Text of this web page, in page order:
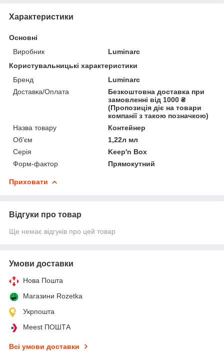
Характеристики
Основні
Виробник
Luminarc
Користувальницькі характеристики
Бренд
Luminarc
Доставка/Оплата
Безкоштовна доставка при
замовленні від 1000 ₴
(Пропозиція діє на товари
компанії з такою позначкою)
Назва товару
Контейнер
Об'єм
1,22л мл
Серія
Keep'n Box
Форм-фактор
Прямокутний
Приховати
Відгуки про товар
Ще немає відгуків про цей товар
Умови доставки
Нова Пошта
Магазини Rozetka
Укрпошта
Meest ПОШТА
Всі умови доставки